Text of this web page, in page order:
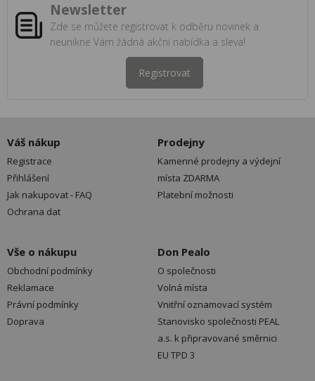
Newsletter
Zde se můžete registrovat k odběru novinek a
neunikne Vám žádná akční nabídka a sleva!
Registrovat
Váš nákup
Registrace
Přihlášení
Jak nakupovat - FAQ
Ochrana dat
Prodejny
Kamenné prodejny a výdejní
místa ZDARMA
Platební možnosti
Vše o nákupu
Obchodní podmínky
Reklamace
Právní podmínky
Doprava
Don Pealo
O společnosti
Volná místa
Vnitřní oznamovací systém
Stanovisko společnosti PEAL
a.s. k připravované směrnici
EU TPD 3